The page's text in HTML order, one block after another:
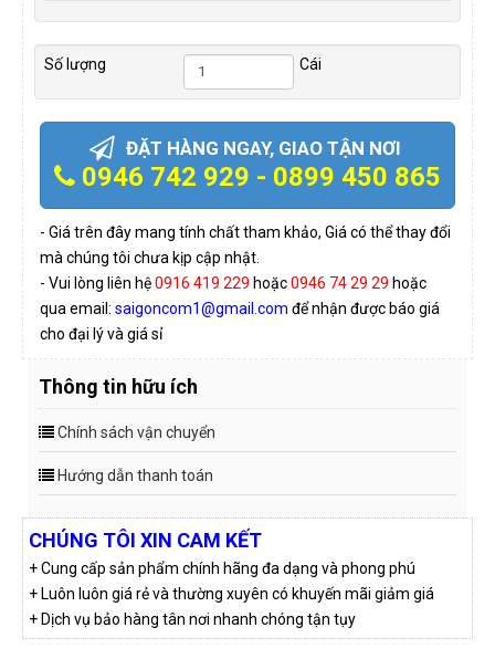
Số lượng Cái
ĐẶT HÀNG NGAY, GIAO TẬN NƠI
0946 742 929 - 0899 450 865
- Giá trên đây mang tính chất tham khảo, Giá có thể thay đổi
mà chúng tôi chưa kịp cập nhật.
- Vui lòng liên hệ0916 419 229 hoặc0946 74 29 29 hoặc
qua email: saigoncom1@gmail.com để nhận được báo giá
cho đại lý và giá sỉ
Thông tin hữu ích
Chính sách vận chuyển
Hướng dẫn thanh toán
CHÚNG TÔI XIN CAM KẾT
+ Cung cấp sản phẩm chính hãng đa dạng và phong phú
+ Luôn luôn giá rẻ và thường xuyên có khuyến mãi giảm giá
+ Dịch vụ bảo hàng tân nơi nhanh chóng tận tụy